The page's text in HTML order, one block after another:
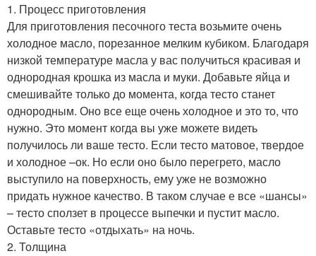
1. Процесс приготовления
Для приготовления песочного теста возьмите очень
холодное масло, порезанное мелким кубиком. Благодаря
низкой температуре масла у вас получиться красивая и
однородная крошка из масла и муки. Добавьте яйца и
смешивайте только до момента, когда тесто станет
однородным. Оно все еще очень холодное и это то, что
нужно. Это момент когда вы уже можете видеть
получилось ли ваше тесто. Если тесто матовое, твердое
и холодное –ок. Но если оно было перегрето, масло
выступило на поверхность, ему уже не возможно
придать нужное качество. В таком случае е все «шансы»
– тесто сползет в процессе выпечки и пустит масло.
Оставьте тесто «отдыхать» на ночь.
2. Толщина